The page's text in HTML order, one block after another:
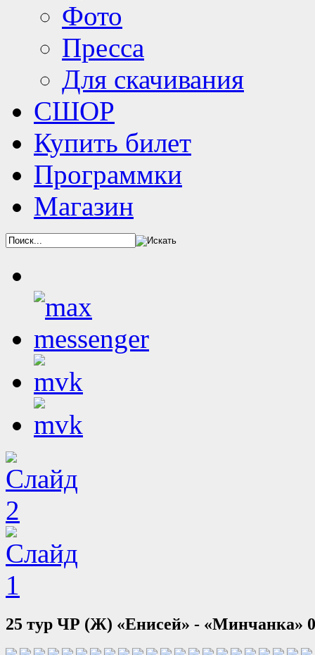
Фото
Пресса
Для скачивания
СШОР
Купить билет
Программки
Магазин
25 тур ЧР (Ж) «Енисей» - «Минчанка»